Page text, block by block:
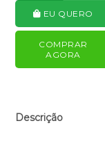
EU QUERO
COMPRAR
AGORA
Descrição